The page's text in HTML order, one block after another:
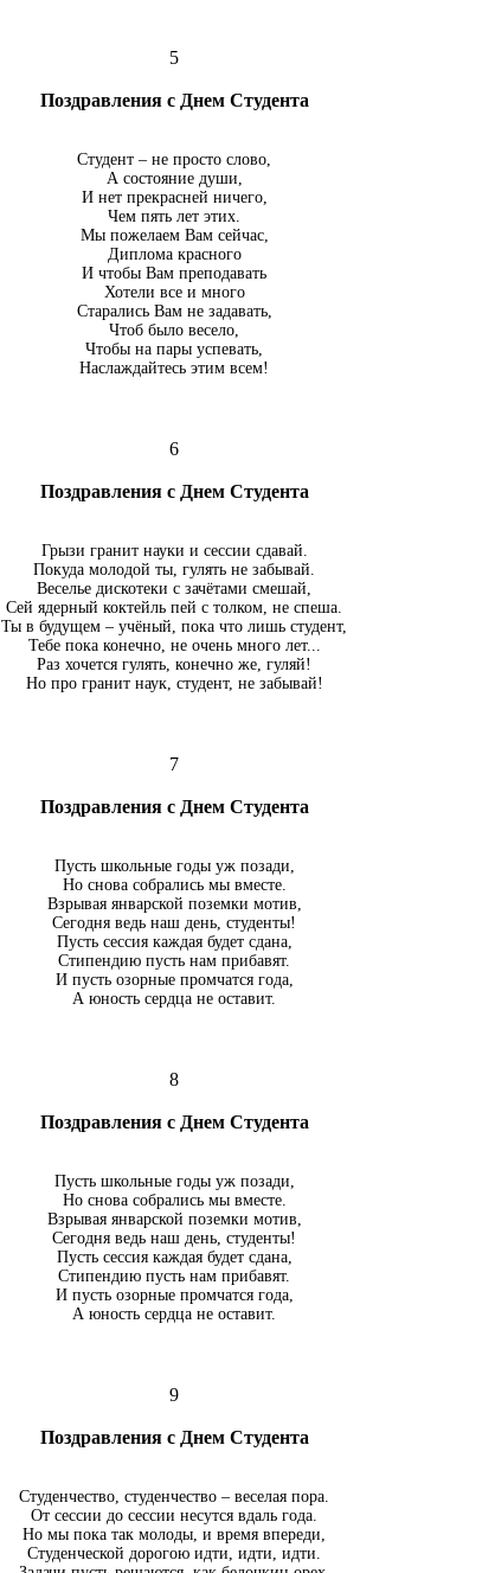
5
Поздравления с Днем Студента
Студент – не просто слово,
А состояние души,
И нет прекрасней ничего,
Чем пять лет этих.
Мы пожелаем Вам сейчас,
Диплома красного
И чтобы Вам преподавать
Хотели все и много
Старались Вам не задавать,
Чтоб было весело,
Чтобы на пары успевать,
Наслаждайтесь этим всем!
6
Поздравления с Днем Студента
Грызи гранит науки и сессии сдавай.
Покуда молодой ты, гулять не забывай.
Веселье дискотеки с зачётами смешай,
Сей ядерный коктейль пей с толком, не спеша.
Ты в будущем – учёный, пока что лишь студент,
Тебе пока конечно, не очень много лет...
Раз хочется гулять, конечно же, гуляй!
Но про гранит наук, студент, не забывай!
7
Поздравления с Днем Студента
Пусть школьные годы уж позади,
Но снова собрались мы вместе.
Взрывая январской поземки мотив,
Сегодня ведь наш день, студенты!
Пусть сессия каждая будет сдана,
Стипендию пусть нам прибавят.
И пусть озорные промчатся года,
А юность сердца не оставит.
8
Поздравления с Днем Студента
Пусть школьные годы уж позади,
Но снова собрались мы вместе.
Взрывая январской поземки мотив,
Сегодня ведь наш день, студенты!
Пусть сессия каждая будет сдана,
Стипендию пусть нам прибавят.
И пусть озорные промчатся года,
А юность сердца не оставит.
9
Поздравления с Днем Студента
Студенчество, студенчество – веселая пора.
От сессии до сессии несутся вдаль года.
Но мы пока так молоды, и время впереди,
Студенческой дорогою идти, идти, идти.